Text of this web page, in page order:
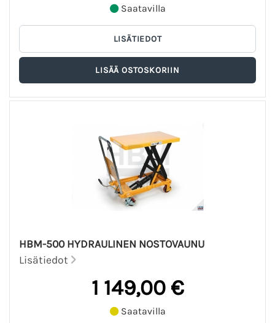
Saatavilla
HBM-500 HYDRAULINEN NOSTOVAUNU
Lisätiedot
1 149,00 €
Saatavilla